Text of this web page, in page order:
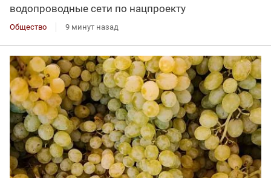
водопроводные сети по нацпроекту
Общество 9 минут назад